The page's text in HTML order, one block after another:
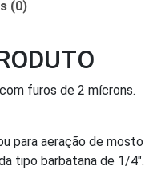
(0)
furos de 2 mícrons.
para aeração de mosto
tipo barbatana de 1/4″.